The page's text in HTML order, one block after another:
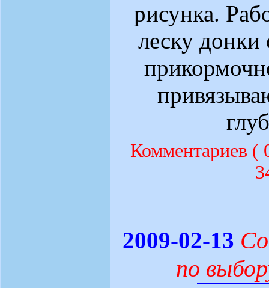
рисунка.
леску донки
2009-02-13
по